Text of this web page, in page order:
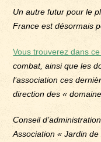
Un autre futur pour le
France est désormais
Vous trouverez dans
combat, ainsi que les
l’association ces
direction des «
Conseil d’administration
Association « Jardin